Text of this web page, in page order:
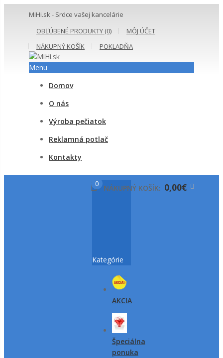
MiHi.sk - Srdce vašej kancelárie
OBĽÚBENÉ PRODUKTY (0)
MÔJ ÚČET
NÁKUPNÝ KOŠÍK
POKLADŇA
Menu
Domov
O nás
Výroba pečiatok
Reklamná potlač
Kontakty
0 NÁKUPNÝ KOŠÍK: 0,00€
Kategórie
AKCIA
Špeciálna
ponuka